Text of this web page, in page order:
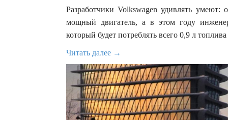
Разработчики Volkswagen удивлять
мощный двигатель, а в этом году
который будет потреблять всего 0,9 л
Читать далее →